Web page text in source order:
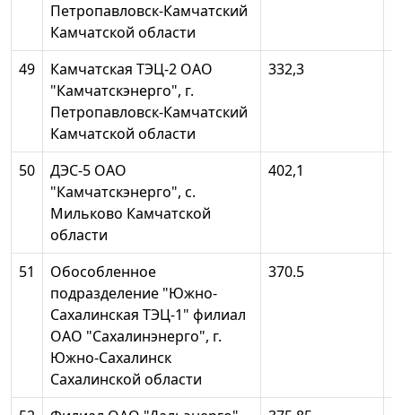
Петропавловск-Камчатский
Камчатской области
49
Камчатская ТЭЦ-2 ОАО
"Камчатскэнерго", г.
Петропавловск-Камчатский
Камчатской области
332,3
50
ДЭС-5 ОАО
"Камчатскэнерго", с.
Мильково Камчатской
области
402,1
51
Обособленное
подразделение "Южно-
Сахалинская ТЭЦ-1" филиал
ОАО "Сахалинэнерго", г.
Южно-Сахалинск
Сахалинской области
370.5